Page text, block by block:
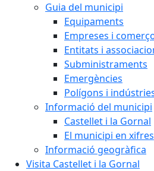
Guia del municipi
Equipaments
Empreses i
Entitats i
Subministraments
Emergències
Polígons i
Informació del municipi
Castellet i la Gornal
El municipi en xifres
Informació geogràfica
Visita Castellet i la Gornal